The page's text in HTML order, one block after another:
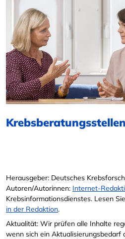
Herausgeber: Deutsches
Autoren/Autorinnen: Internet-
Krebsinformationsdienstes. Lesen
in der Redaktion.
Aktualität: Wir prüfen alle Inhalte
wenn sich ein Aktualisierungsbedarf